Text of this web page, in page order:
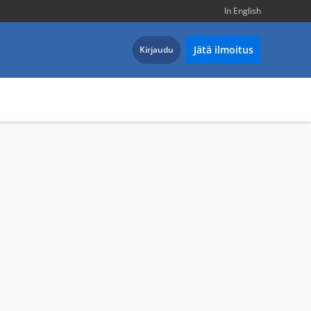
In English
Kirjaudu Jätä ilmoitus